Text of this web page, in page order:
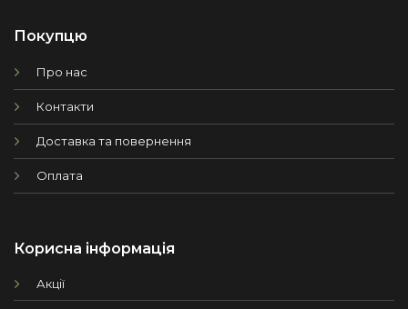
Покупцю
Про нас
Контакти
Доставка та повернення
Оплата
Корисна інформація
Акції